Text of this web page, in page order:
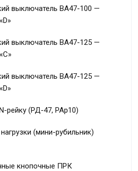
выключатель ВА47-100 —
выключатель ВА47-125 —
выключатель ВА47-125 —
рейку (РД-47, РАр10)
(мини-рубильник)
кнопочные ПРК